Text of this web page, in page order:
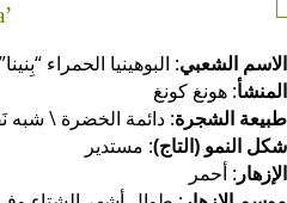
الشعبي: البوهينيا الحمراء “بِنينا”
: هونغ كونغ
الشجرة: دائمة الخضرة \ شبه
النمو (التاج): مستدير
: أحمر